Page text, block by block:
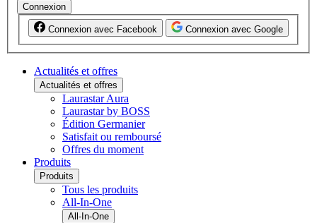
Connexion
Connexion avec Facebook Connexion avec Google
Actualités et offres
Actualités et offres
Laurastar Aura
Laurastar by BOSS
Édition Germanier
Satisfait ou remboursé
Offres du moment
Produits
Produits
Tous les produits
All-In-One
All-In-One